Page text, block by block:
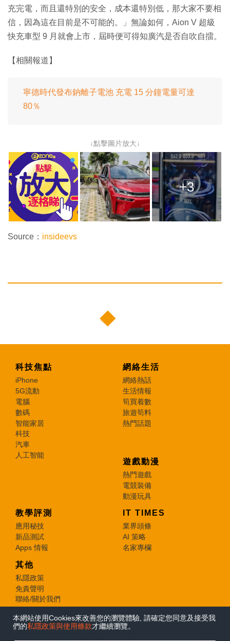
充完電，而且還特別的安全，成本還特別低，那大家不要相
信，因為這在目前是不可能的。」無論如何，Aion V 超級
快充車型 9 月就會上市，屆時便可得知廣汽是否自吹自擂。
【相關報道】
寧德時代發布鈉離子電池 充電 15 分鐘電量可達
80％
↓點擊圖片放大↓
+3
Source： insideevs
科技焦點
iPhone
5G流動
電腦
數碼
智能家居
科技
汽車
人工智能
網絡生活
網絡熱話
生活情報
筍買着數
旅遊筍料
熱門話題
遊戲動漫
熱門遊戲
電競裝備
動漫玩具
教學評測
應用秘技
新品測試
Apps 情報
IT TIMES
業界頭條
AI 策略
名家專欄
其他
私隱政策
免責聲明
聯絡/關於我們
© 2026 e-zone. All Rights Reserved.
本網站使用Cookies來改善您的瀏覽體驗, 請確定您同意及接受我
們的私隱政策與使用條款才繼續瀏覽。